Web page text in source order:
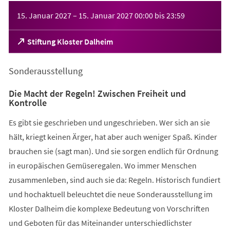
15. Januar 2027– 15. Januar 202700:00 bis23:59
Stiftung Kloster Dalheim
(Öffnet
in
neuen
Sonderausstellung
Die Macht der Regeln! Zwischen Freiheit und
Kontrolle
Es gibt sie geschrieben und ungeschrieben. Wer sich an sie
hält, kriegt keinen Ärger, hat aber auch weniger Spaß. Kinder
brauchen sie (sagt man). Und sie sorgen endlich für Ordnung
in europäischen Gemüseregalen. Wo immer Menschen
zusammenleben, sind auch sie da: Regeln. Historisch fundiert
und hochaktuell beleuchtet die neue Sonderausstellung im
Kloster Dalheim die komplexe Bedeutung von Vorschriften
und Geboten für das Miteinander unterschiedlichster